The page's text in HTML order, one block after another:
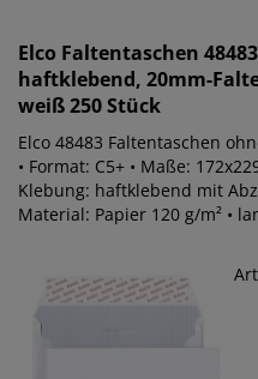
Elco Faltentaschen
haftklebend, 20mm-
weiß 250 Stück
Elco 48483 Faltentaschen
• Format: C5+ • Maße:
Klebung: haftklebend mit
Material: Papier 120 g/m² •